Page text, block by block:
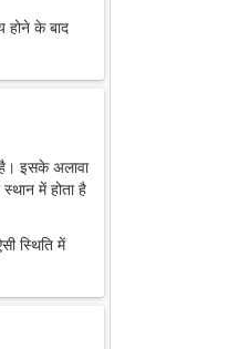
होने के बाद
इसके अलावा
में होता है
स्थिति में